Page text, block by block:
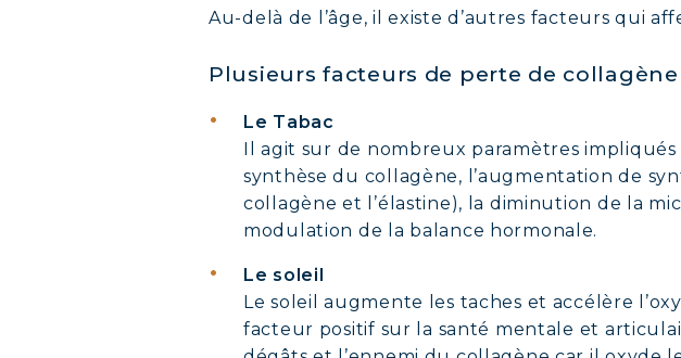
Au-delà de l’âge, il existe d’autres facteurs qui
Plusieurs facteurs de perte de collagène
Le Tabac
Il agit sur de nombreux paramètres
synthèse du collagène, l’augmentation de
collagène et l’élastine), la diminution de la
modulation de la balance hormonale.
Le soleil
Le soleil augmente les taches et accélère
facteur positif sur la santé mentale et